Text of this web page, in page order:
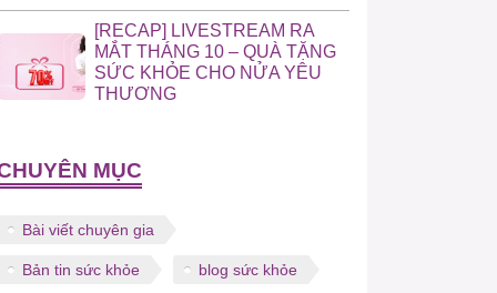
[RECAP] LIVESTREAM RA
MẮT THÁNG 10 – QUÀ TẶNG
SỨC KHỎE CHO NỬA YÊU
THƯƠNG
MỤC
Bài viết chuyên gia
Bản tin sức khỏe blog sức khỏe